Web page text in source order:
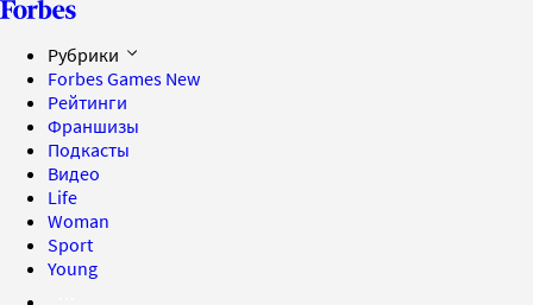
Рубрики
Forbes Games New
Рейтинги
Франшизы
Подкасты
Видео
Life
Woman
Sport
Young